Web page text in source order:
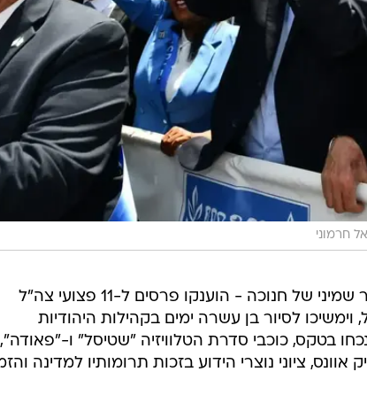
חרמוני
במהלך ערב ההתרמה - שכלל הדלקת נר שמיני של חנוכה - הוענקו פרסים ל-11 פצועי צה"ל
לסיור בן עשרה ימים בקהילות היהודיות
בטקס, כוכבי סדרת הטלוויזיה "שטיסל" ו-"פאודה",
אוונס, ציוני נוצרי הידוע בזכות תרומותיו למדינה